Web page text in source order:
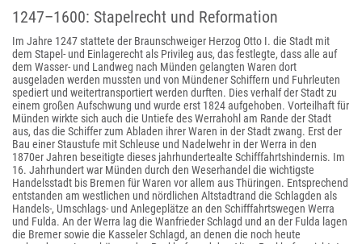
1247–1600: Stapelrecht und Reformation
Im Jahre 1247 stattete der Braunschweiger Herzog Otto I. die Stadt mit
dem Stapel- und Einlagerecht als Privileg aus, das festlegte, dass alle auf
dem Wasser- und Landweg nach Münden gelangten Waren dort
ausgeladen werden mussten und von Mündener Schiffern und Fuhrleuten
spediert und weitertransportiert werden durften. Dies verhalf der Stadt zu
einem großen Aufschwung und wurde erst 1824 aufgehoben. Vorteilhaft für
Münden wirkte sich auch die Untiefe des Werrahohl am Rande der Stadt
aus, das die Schiffer zum Abladen ihrer Waren in der Stadt zwang. Erst der
Bau einer Staustufe mit Schleuse und Nadelwehr in der Werra in den
1870er Jahren beseitigte dieses jahrhundertealte Schifffahrtshindernis. Im
16. Jahrhundert war Münden durch den Weserhandel die wichtigste
Handelsstadt bis Bremen für Waren vor allem aus Thüringen. Entsprechend
entstanden am westlichen und nördlichen Altstadtrand die Schlagden als
Handels-, Umschlags- und Anlegeplätze an den Schifffahrtswegen Werra
und Fulda. An der Werra lag die Wanfrieder Schlagd und an der Fulda lagen
die Bremer sowie die Kasseler Schlagd, an denen die noch heute